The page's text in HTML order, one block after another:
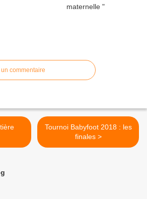
commentaire
Tournoi Babyfoot 2018 : les
finales >